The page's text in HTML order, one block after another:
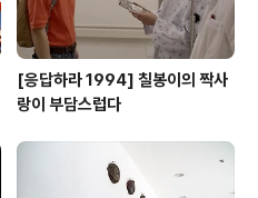
[응답하라 1994] 칠봉이의 짝사
랑이 부담스럽다